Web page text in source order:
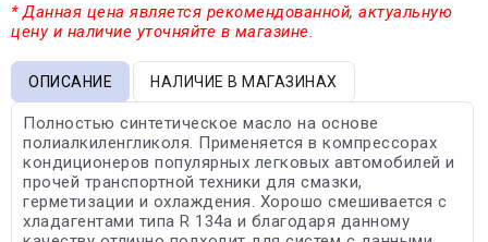
* Данная цена является рекомендованной, актуальную
цену и наличие уточняйте в магазине.
ОПИСАНИЕ НАЛИЧИЕ В МАГАЗИНАХ
Полностью синтетическое масло на основе
полиалкиленгликоля. Применяется в компрессорах
кондиционеров популярных легковых автомобилей и
прочей транспортной техники для смазки,
герметизации и охлаждения. Хорошо смешивается с
хладагентами типа R 134a и благодаря данному